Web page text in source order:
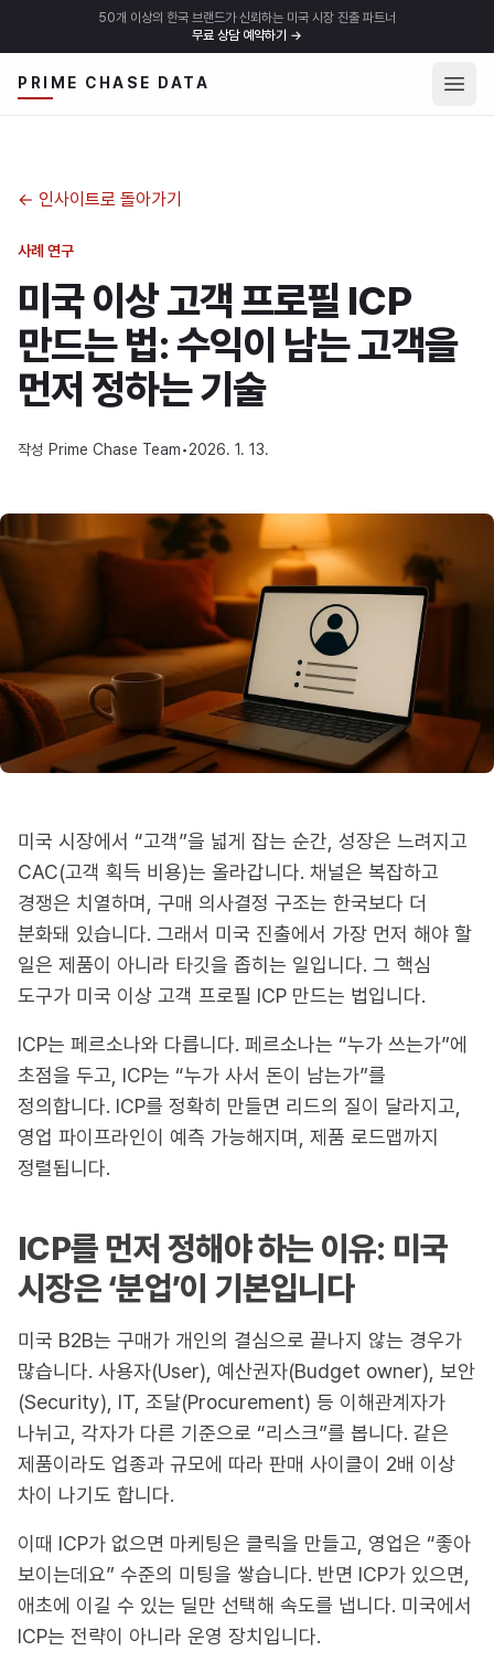
50개 이상의 한국 브랜드가 신뢰하는 미국 시장 진출 파트너
무료 상담 예약하기 →
PRIME CHASE DATA 메뉴
← 인사이트로 돌아가기
사례 연구
미국 이상 고객 프로필 ICP
만드는 법: 수익이 남는 고객을
먼저 정하는 기술
작성 Prime Chase Team•2026. 1. 13.
미국 시장에서 “고객”을 넓게 잡는 순간, 성장은 느려지고
CAC(고객 획득 비용)는 올라갑니다. 채널은 복잡하고
경쟁은 치열하며, 구매 의사결정 구조는 한국보다 더
분화돼 있습니다. 그래서 미국 진출에서 가장 먼저 해야 할
일은 제품이 아니라 타깃을 좁히는 일입니다. 그 핵심
도구가 미국 이상 고객 프로필 ICP 만드는 법입니다.
ICP는 페르소나와 다릅니다. 페르소나는 “누가 쓰는가”에
초점을 두고, ICP는 “누가 사서 돈이 남는가”를
정의합니다. ICP를 정확히 만들면 리드의 질이 달라지고,
영업 파이프라인이 예측 가능해지며, 제품 로드맵까지
정렬됩니다.
ICP를 먼저 정해야 하는 이유: 미국
시장은 ‘분업’이 기본입니다
미국 B2B는 구매가 개인의 결심으로 끝나지 않는 경우가
많습니다. 사용자(User), 예산권자(Budget owner), 보안
(Security), IT, 조달(Procurement) 등 이해관계자가
나뉘고, 각자가 다른 기준으로 “리스크”를 봅니다. 같은
제품이라도 업종과 규모에 따라 판매 사이클이 2배 이상
차이 나기도 합니다.
이때 ICP가 없으면 마케팅은 클릭을 만들고, 영업은 “좋아
보이는데요” 수준의 미팅을 쌓습니다. 반면 ICP가 있으면,
애초에 이길 수 있는 딜만 선택해 속도를 냅니다. 미국에서
ICP는 전략이 아니라 운영 장치입니다.